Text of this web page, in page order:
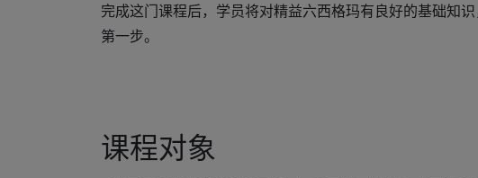
完成这门课程后，学员将对精益六西格玛有良好的基础知
第一步。
课程对象